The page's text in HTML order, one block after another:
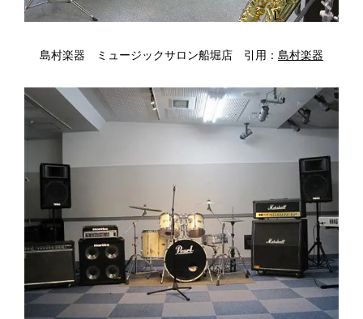
島村楽器 ミュージックサロン船堀店 引用： 島村楽器